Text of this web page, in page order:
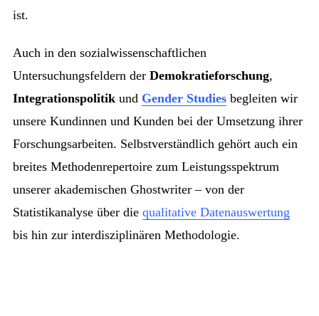
ist.
Auch in den sozialwissenschaftlichen
Untersuchungsfeldern der Demokratieforschung,
Integrationspolitik und Gender Studies begleiten wir
unsere Kundinnen und Kunden bei der Umsetzung ihrer
Forschungsarbeiten. Selbstverständlich gehört auch ein
breites Methodenrepertoire zum Leistungsspektrum
unserer akademischen Ghostwriter – von der
Statistikanalyse über die qualitative Datenauswertung
bis hin zur interdisziplinären Methodologie.